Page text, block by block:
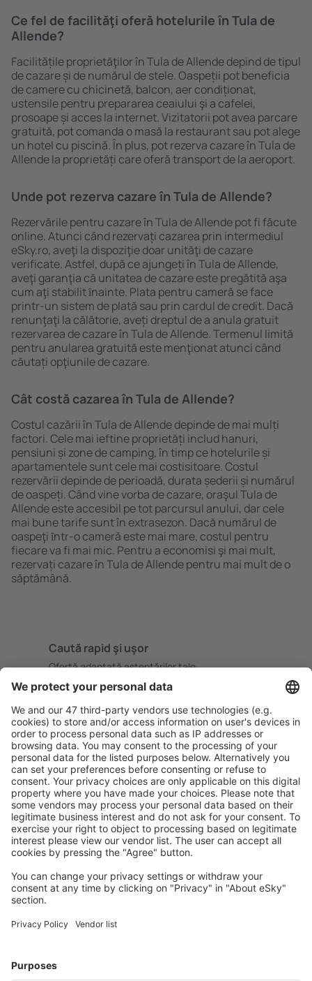
Ce fel de facilităţi oferă hotelurile în Tula de
Allende?
Facilitățile proprietăţilor în Tula de Allende depind de tipul
de cazare și de numărul de stele. Oaspeții pot beneficia
de camere cu chicinetă, balcon, aer condiționat,
ustensile pentru prepararea ceaiului şi a cafelei,
prosoape și acces la internet. Vizitatorii pot avea parcare
gratuită, pot comanda o masă la restaurant sau pot alege
un hotel cu piscină. În plus, pot rezerva cazare în Tula de
Allende la proprietăți care oferă transport de la aeroport.
Unde pot rezerva cazare în Tula de Allende?
Rezervările pentru cazare în Tula de Allende pot fi făcute
online. Atunci când rezervați cazarea prin intermediul
eSky.ro, aveţi la dispoziţie doar unităţi de cazare
verificate. Astfel, după ce ajungeți în Tula de Allende,
aveţi garanţia că unitatea de cazare este pregătită aşa
cum aţi stabilit ȋnainte. Plata pentru cameră se face
printr-un sistem de plată sau prin cardul de credit. Dacă
renunţaţi la călătorie, aveți dreptul de a anula gratuit
rezervarea de cazare în Tula de Allende. Termenul limită
pentru anularea gratuită este menţionat atunci când
căutați opţiunile de cazare.
Cât costă cazarea în Tula de Allende?
Costul cazării în Tula de Allende depinde de mai mulți
factori. Cele mai ieftine proprietăți includ hanuri,
pensiuni și zone de camping, în timp ce hotelurile și
apartamentele sunt cele mai costisitoare. Costul
rezervării depinde de perioadă, durata șederii și numărul
de oaspeți. Când vine vorba de cazare, oraşul Tula de
Allende este accesibil pe tot parcursul anului, dar cele
mai bune tarife sunt în extrasezon. Dacă numărul de
oaspeţi ȋntr-o cameră este mai mare, costul pentru
fiecare va fi mai mic. Pentru a economisi şi mai mult,
rezervați cazare în Tula de Allende pentru mai mult de o
săptămână.
Caută rapid şi uşor
Ofertă adaptată aşteptărilor tale.
Planifică ȋn siguranţă
Rezervare fără griji cu opțiune gratuită de anulare.
Economiseşte mai mult
Prețuri atractive și oferte speciale pentru utilizatorii
conectați.
Cazarea preferată
Alege din peste 1,3 mil. de opţiuni: hoteluri, cabane,
Cele mai căutate cazări de către utilizatorii eSky
Cazare în Cancun